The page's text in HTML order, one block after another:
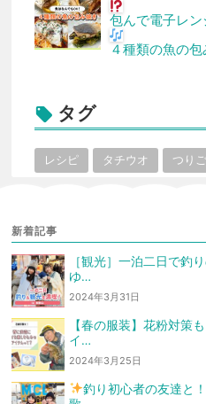
包んで電子レン
４種類の魚の包
 タグ
レシピ タチウオ つり
新着記事
［観光］一泊二日で釣
ゆ…
2024年3月31日
【春の服装】花粉対策
イ…
2024年3月25日
釣り初心者の友達と